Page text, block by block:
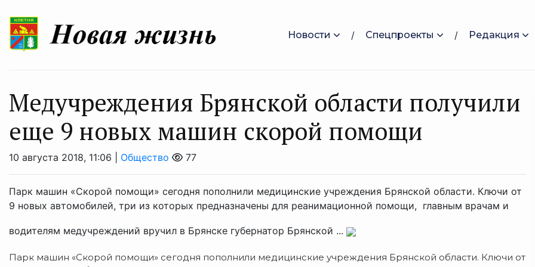
Новости Спецпроекты Редакция
Медучреждения Брянской области получили
еще 9 новых машин скорой помощи
10 августа 2018, 11:06 | Общество 77
Парк машин «Скорой помощи» сегодня пополнили медицинские учреждения Брянской области. Ключи от
9 новых автомобилей, три из которых предназначены для реанимационной помощи, главным врачам и
водителям медучреждений вручил в Брянске губернатор Брянской ...
Парк машин «Скорой помощи» сегодня пополнили медицинские учреждения Брянской области. Ключи от